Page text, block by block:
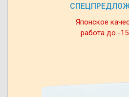
Японское
работа до -